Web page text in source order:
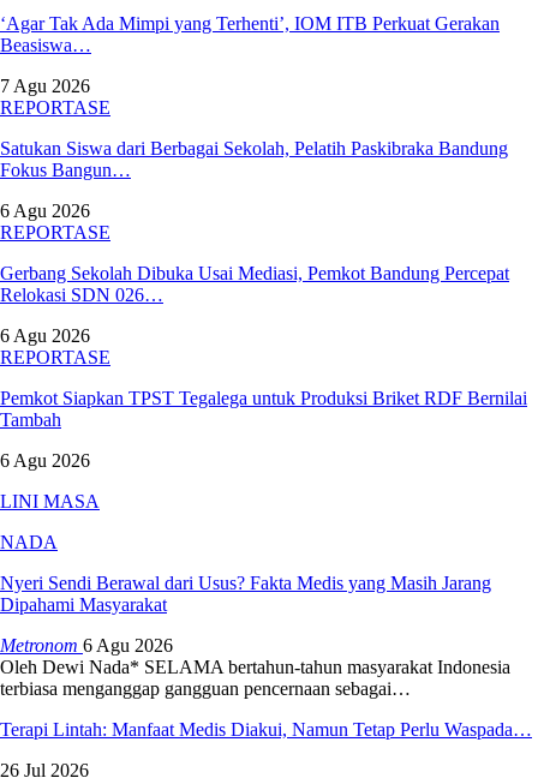
‘Agar Tak Ada Mimpi yang Terhenti’, IOM ITB Perkuat Gerakan
Beasiswa…
7 Agu 2026
REPORTASE
Satukan Siswa dari Berbagai Sekolah, Pelatih Paskibraka Bandung
Fokus Bangun…
6 Agu 2026
REPORTASE
Gerbang Sekolah Dibuka Usai Mediasi, Pemkot Bandung Percepat
Relokasi SDN 026…
6 Agu 2026
REPORTASE
Pemkot Siapkan TPST Tegalega untuk Produksi Briket RDF Bernilai
Tambah
6 Agu 2026
LINI MASA
NADA
Nyeri Sendi Berawal dari Usus? Fakta Medis yang Masih Jarang
Dipahami Masyarakat
Metronom 6 Agu 2026
Oleh Dewi Nada* SELAMA bertahun-tahun masyarakat Indonesia
terbiasa menganggap gangguan pencernaan sebagai…
Terapi Lintah: Manfaat Medis Diakui, Namun Tetap Perlu Waspada…
26 Jul 2026